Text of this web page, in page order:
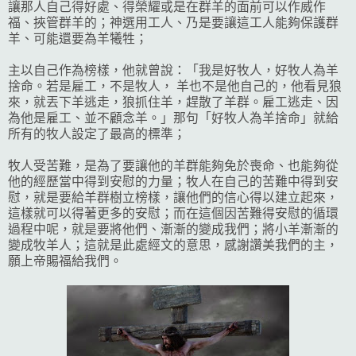
讓那人自己得好處、得榮耀或是在群羊的面前可以作威作
福、挾管群羊的；神選用工人、乃是要讓這工人能夠保護群
羊、可能還要為羊犧牲；
主以自己作為榜樣，他就曾說：「我是好牧人，好牧人為羊
捨命。若是雇工，不是牧人， 羊也不是他自己的，他看見狼
來，就丟下羊逃走，狼抓住羊，趕散了羊群。雇工逃走、因
為他是雇工、並不顧念羊。」那句「好牧人為羊捨命」就給
所有的牧人設定了最高的標準；
牧人受苦難，是為了要讓他的羊群能夠免於喪命、也能夠從
他的經歷當中得到安慰的力量；牧人在自己的苦難中得到安
慰，就是要給羊群樹立榜樣，讓他們的信心得以建立起來，
這樣就可以得著更多的安慰；而在這個因苦難得安慰的循環
過程中呢，就是要將他們、漸漸的變成我們；將小羊漸漸的
變成牧羊人；這就是此處經文的意思，感謝讚美我們的主，
願上帝賜福給我們。